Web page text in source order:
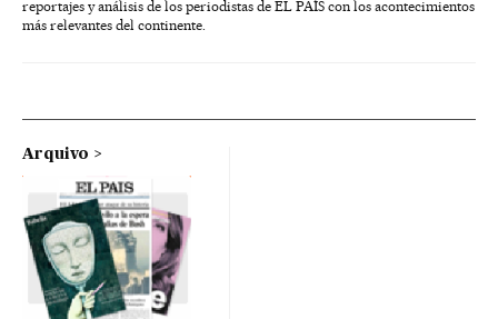
reportajes y análisis de los periodistas de EL PAÍS con los acontecimientos
más relevantes del continente.
Arquivo